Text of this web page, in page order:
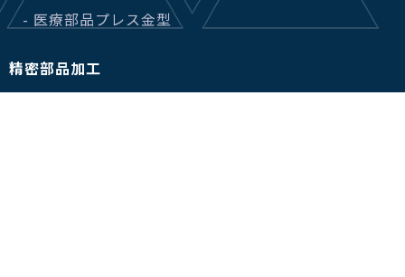
- 医療部品プレス金型
精密部品加工
設備情報